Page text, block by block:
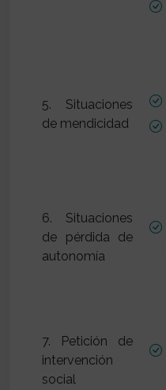
5. Situaciones
de mendicidad
6. Situaciones
de pérdida de
autonomía
7. Petición de
intervención
social